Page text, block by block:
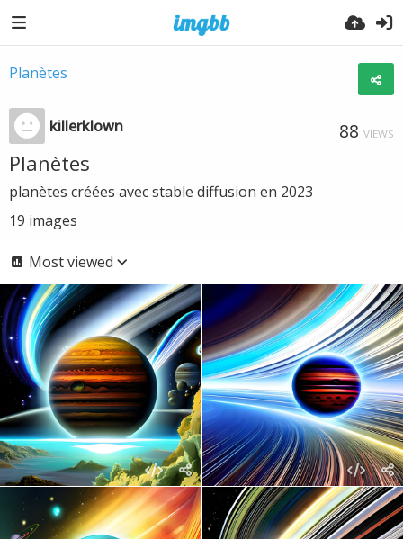
Planètes
killerklown 88 VIEWS
Planètes
planètes créées avec stable diffusion en 2023
19 images
Most viewed